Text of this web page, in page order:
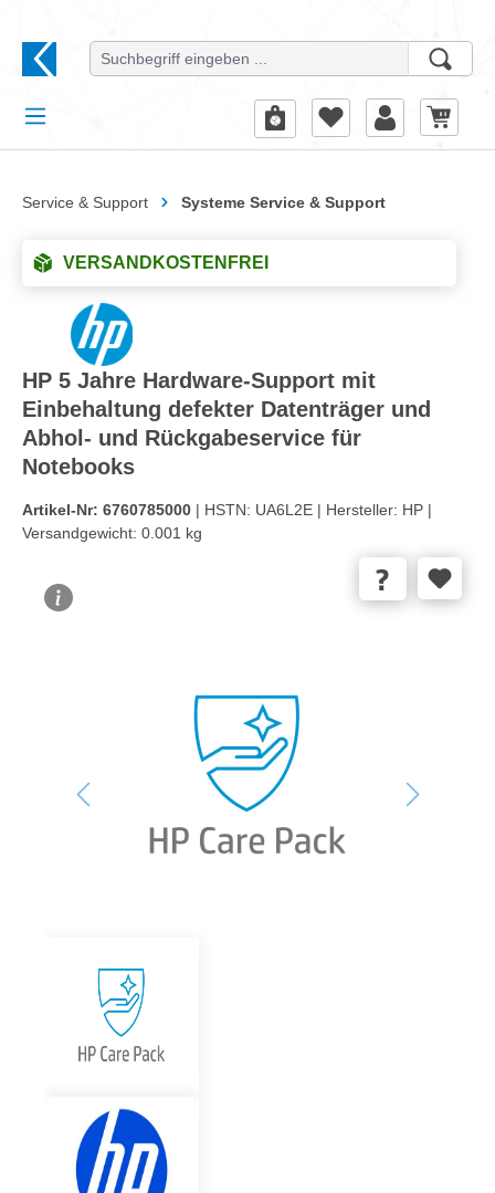
Service & Support Systeme Service & Support
VERSANDKOSTENFREI
HP 5 Jahre Hardware-Support mit
Einbehaltung defekter Datenträger und
Abhol- und Rückgabeservice für
Notebooks
Artikel-Nr: 6760785000 | HSTN: UA6L2E | Hersteller: HP |
Versandgewicht: 0.001 kg